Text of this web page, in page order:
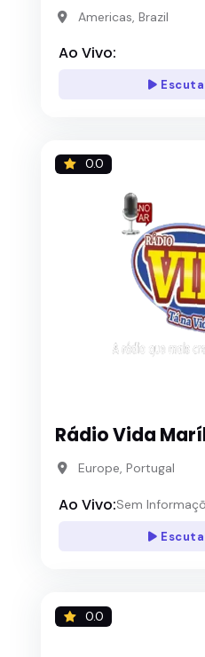
Americas, Brazil
Ao Vivo:
0.0
Rádio Vida
Europe, Portugal
Ao Vivo:Sem
0.0